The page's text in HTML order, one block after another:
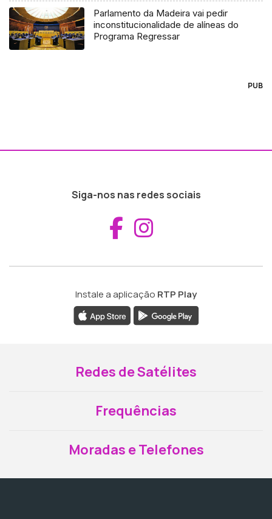
Parlamento da Madeira vai pedir
inconstitucionalidade de alíneas do
Programa Regressar
PUB
Siga-nos nas redes sociais
Aceder ao
Instale a aplicação RTP Play
Redes de Satélites
Frequências
Moradas e Telefones